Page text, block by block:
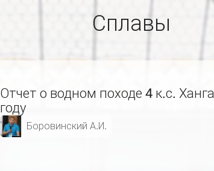
Сплавы
Отчет о водном походе 4 к.с.
году
Боровинский А.И.